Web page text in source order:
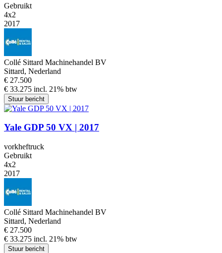
Gebruikt
4x2
2017
Collé Sittard Machinehandel BV
Sittard, Nederland
€ 27.500
€ 33.275 incl. 21% btw
Stuur bericht
Yale GDP 50 VX | 2017
vorkheftruck
Gebruikt
4x2
2017
Collé Sittard Machinehandel BV
Sittard, Nederland
€ 27.500
€ 33.275 incl. 21% btw
Stuur bericht